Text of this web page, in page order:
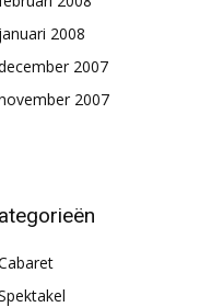
2008
2007
2007